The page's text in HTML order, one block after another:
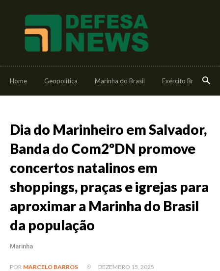
Home Geopolítica Marinha do Brasil Exército Brasileiro
Dia do Marinheiro em Salvador,
Banda do Com2ºDN promove
concertos natalinos em
shoppings, praças e igrejas para
aproximar a Marinha do Brasil
da população
Marinha
POR MARCELO BARROS DEZEMBRO 15, 2025